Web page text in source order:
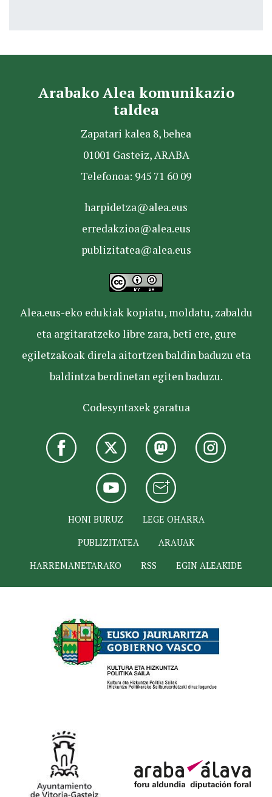
Arabako Alea komunikazio
taldea
Zapatari kalea 8, behea
01001 Gasteiz, ARABA
Telefonoa: 945 71 60 09
harpidetza@alea.eus
erredakzioa@alea.eus
publizitatea@alea.eus
Alea.eus-eko edukiak kopiatu, moldatu, zabaldu
eta argitaratzeko libre zara, beti ere, gure
egiletzakoak direla aitortzen baldin baduzu eta
baldintza berdinetan egiten baduzu.
Codesyntaxek garatua
HONI BURUZ
LEGE OHARRA
PUBLIZITATEA
ARAUAK
HARREMANETARAKO
RSS EGIN ALEAKIDE